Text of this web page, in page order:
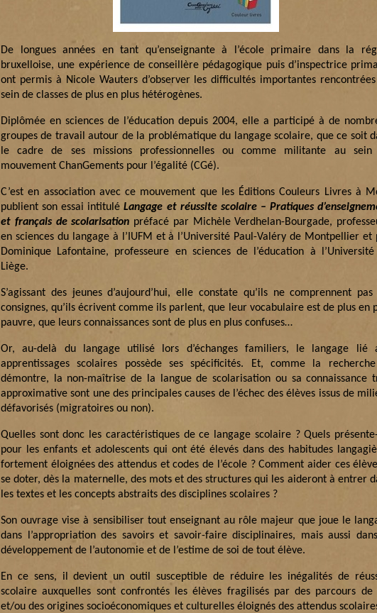
De longues années en tant qu’enseignante à l’école primaire dans la
bruxelloise, une expérience de conseillère pédagogique puis d’inspectrice
ont permis à Nicole Wauters d’observer les difficultés importantes
sein de classes de plus en plus hétérogènes.
Diplômée en sciences de l’éducation depuis 2004, elle a participé à de
groupes de travail autour de la problématique du langage scolaire, que ce soit
le cadre de ses missions professionnelles ou comme militante au sein
mouvement ChanGements pour l’égalité (CGé).
C’est en association avec ce mouvement que les Éditions Couleurs Livres à
publient son essai intituléLangage et réussite scolaire – Pratiques
et français de scolarisation préfacé par Michèle Verdhelan-Bourgade,
en sciences du langage à l’IUFM et à l’Université Paul-Valéry de Montpellier et
Dominique Lafontaine, professeure en sciences de l’éducation à
Liège.
S’agissant des jeunes d’aujourd’hui, elle constate qu’ils ne comprennent pas
consignes, qu’ils écrivent comme ils parlent, que leur vocabulaire est de plus en
pauvre, que leurs connaissances sont de plus en plus confuses…
Or, au-delà du langage utilisé lors d’échanges familiers, le langage lié
apprentissages scolaires possède ses spécificités. Et, comme la
démontre, la non-maîtrise de la langue de scolarisation ou sa connaissance
approximative sont une des principales causes de l’échec des élèves issus de
défavorisés (migratoires ou non).
Quelles sont donc les caractéristiques de ce langage scolaire ? Quels
pour les enfants et adolescents qui ont été élevés dans des habitudes
fortement éloignées des attendus et codes de l’école ? Comment aider ces
se doter, dès la maternelle, des mots et des structures qui les aideront à entrer
les textes et les concepts abstraits des disciplines scolaires ?
Son ouvrage vise à sensibiliser tout enseignant au rôle majeur que joue le
dans l’appropriation des savoirs et savoir-faire disciplinaires, mais aussi
développement de l’autonomie et de l’estime de soi de tout élève.
En ce sens, il devient un outil susceptible de réduire les inégalités de
scolaire auxquelles sont confrontés les élèves fragilisés par des parcours de
et/ou des origines socioéconomiques et culturelles éloignés des attendus